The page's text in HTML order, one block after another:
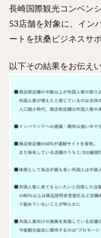
長崎国際観光コンベン
53店舗を対象に、イン
ートを扶桑ビジネスサ
以下その結果をお伝え